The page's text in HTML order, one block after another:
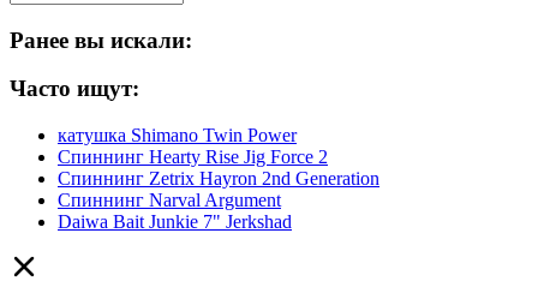
Ранее вы искали:
Часто ищут:
катушка Shimano Twin Power
Спиннинг Hearty Rise Jig Force 2
Спиннинг Zetrix Hayron 2nd Generation
Спиннинг Narval Argument
Daiwa Bait Junkie 7" Jerkshad